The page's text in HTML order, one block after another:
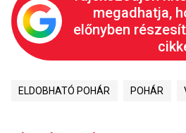
megadhatja,
előnyben
ELDOBHATÓ POHÁR POHÁR